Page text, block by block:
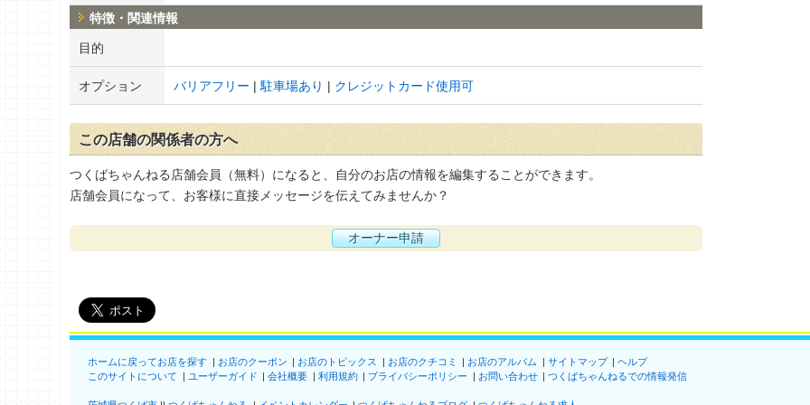
特徴・関連情報
目的
オプション バリアフリー 駐車場あり クレジットカード使用可
この店舗の関係者の方へ
つくばちゃんねる店舗会員（無料）になると、自分のお店の情報を編集することができます。
店舗会員になって、お客様に直接メッセージを伝えてみませんか？
オーナー申請
ホームに戻ってお店を探す お店のクーポン お店のトピックス お店のクチコミ お店のアルバム サイトマップ
ヘルプ
このサイトについて
ユーザーガイド 会社概要 利用規約 プライバシーポリシー お問い合わせ つくばちゃんねるでの情報発信